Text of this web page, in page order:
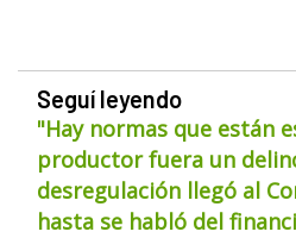
Seguí leyendo
"Hay normas que están
productor fuera un
desregulación llegó al
hasta se habló del